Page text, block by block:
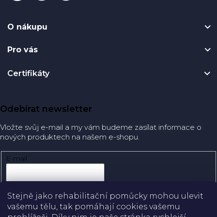
Stejně jako rehabilitační pomůcky mohou ulevit
vašemu tělu, tak pomáhají cookies vašemu
O nákupu
Pro vás
Certifikáty
Odebírat newsletter
Vložte svůj e-mail a my vám budeme zasílat informace o
nových produktech na našem e-shopu.
E-mail
Přihlásit se